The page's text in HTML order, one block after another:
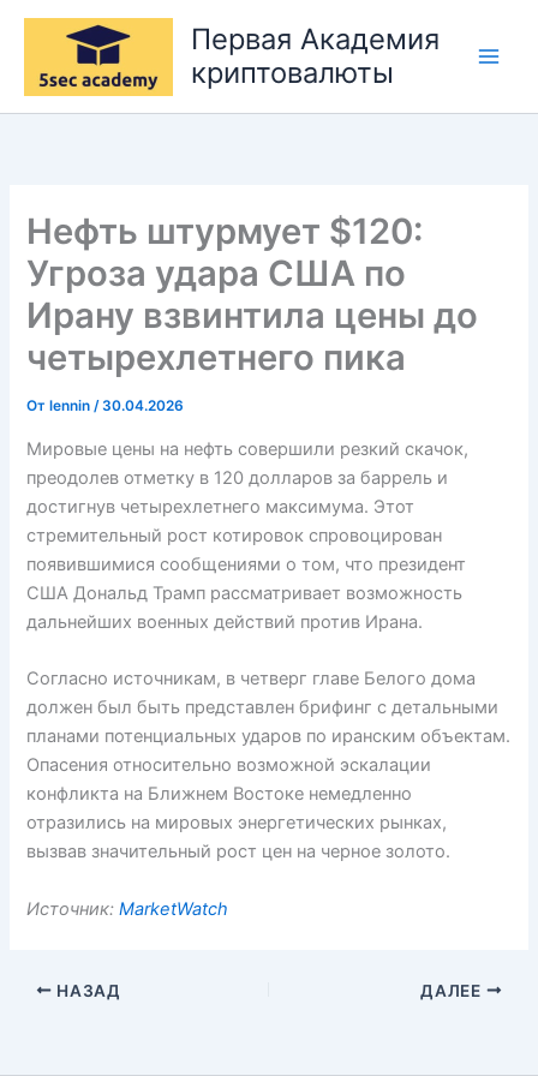
Перейти
содержимому
Первая Академия
криптовалюты
Нефть штурмует $120:
Угроза удара США по
Ирану взвинтила цены до
четырехлетнего пика
От lennin/30.04.2026
Мировые цены на нефть совершили резкий скачок,
преодолев отметку в 120 долларов за баррель и
достигнув четырехлетнего максимума. Этот
стремительный рост котировок спровоцирован
появившимися сообщениями о том, что президент
США Дональд Трамп рассматривает возможность
дальнейших военных действий против Ирана.
Согласно источникам, в четверг главе Белого дома
должен был быть представлен брифинг с детальными
планами потенциальных ударов по иранским объектам.
Опасения относительно возможной эскалации
конфликта на Ближнем Востоке немедленно
отразились на мировых энергетических рынках,
вызвав значительный рост цен на черное золото.
Источник:MarketWatch
НАЗАД ДАЛЕЕ